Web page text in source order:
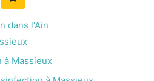
dans l'Ain
à Massieux